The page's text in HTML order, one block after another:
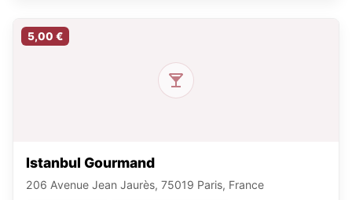
5,00 €
Istanbul Gourmand
206 Avenue Jean Jaurès, 75019 Paris, France